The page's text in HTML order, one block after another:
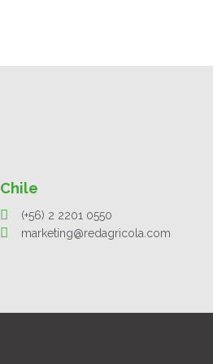
Chile
(+56) 2 2201 0550
marketing@redagricola.com